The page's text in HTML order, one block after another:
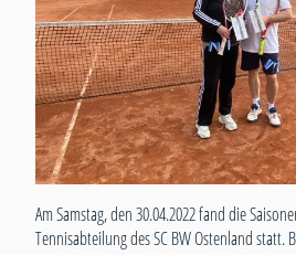
Am Samstag, den 30.04.2022 fand die
Tennisabteilung des SC BW Ostenland